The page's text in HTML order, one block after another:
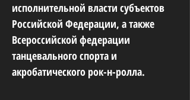
исполнительной власти субъектов
Российской Федерации, а также
Всероссийской федерации
танцевального спорта и
акробатического рок-н-ролла.